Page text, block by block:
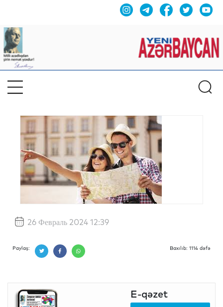
26 Февраль 2024 12:39
Paylaş: Baxılıb: 1114 dəfə
E-qəzet